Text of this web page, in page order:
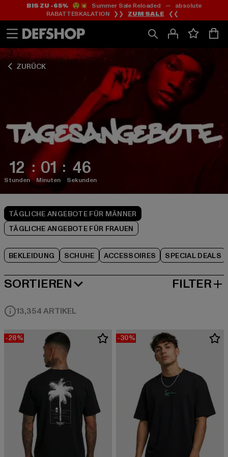
Zum
Inhalt
springen
Zum
Fußzeile
springen
BIS ZU -65%😲💥 Summer Sale Reloaded — absolute
RABATTESKALATION ❯❯ ZUM SALE ❮❮
ZURÜCK
12
Stunden
01
Minuten
45
Sekunden
TÄGLICHE ANGEBOTE FÜR MÄNNER
TÄGLICHE ANGEBOTE FÜR FRAUEN
BEKLEIDUNG SCHUHE ACCESSOIRES SPECIAL DEALS
Zum
Produktraster
springen
SORTIEREN
BELIEBTESTE FILTER
13,354 ARTIKEL
-28% -30%